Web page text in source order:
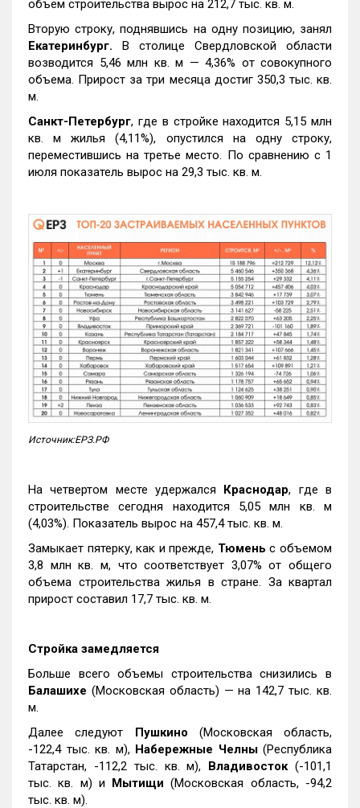
объем строительства вырос на 212,7 тыс. кв. м.
Вторую строку, поднявшись на одну позицию, занял
Екатеринбург. В столице Свердловской области
возводится 5,46 млн кв. м — 4,36% от совокупного
объема. Прирост за три месяца достиг 350,3 тыс. кв.
м.
Санкт-Петербург, где в стройке находится 5,15 млн
кв. м жилья (4,11%), опустился на одну строку,
переместившись на третье место. По сравнению с 1
июля показатель вырос на 29,3 тыс. кв. м.
Источник:ЕРЗ.РФ
На четвертом месте удержался Краснодар, где в
строительстве сегодня находится 5,05 млн кв. м
(4,03%). Показатель вырос на 457,4 тыс. кв. м.
Замыкает пятерку, как и прежде, Тюмень с объемом
3,8 млн кв. м, что соответствует 3,07% от общего
объема строительства жилья в стране. За квартал
прирост составил 17,7 тыс. кв. м.
Стройка замедляется
Больше всего объемы строительства снизились в
Балашихе (Московская область) — на 142,7 тыс. кв.
м.
Далее следуют Пушкино (Московская область,
-122,4 тыс. кв. м), Набережные Челны(Республика
Татарстан, -112,2 тыс. кв. м), Владивосток(-101,1
тыс. кв. м) и Мытищи (Московская область, -94,2
тыс. кв. м).